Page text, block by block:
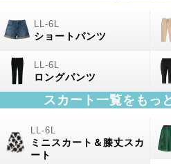
ショートパンツ
ロングパンツ
スカート一覧をもっ
ミニスカート＆膝丈スカ
ート